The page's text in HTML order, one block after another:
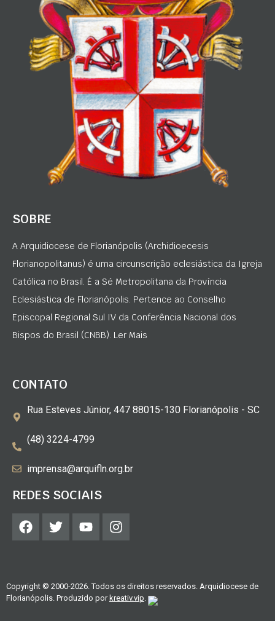
SOBRE
A Arquidiocese de Florianópolis (Archidioecesis
Florianopolitanus) é uma circunscrição eclesiástica da Igreja
Católica no Brasil. É a Sé Metropolitana da Província
Eclesiástica de Florianópolis. Pertence ao Conselho
Episcopal Regional Sul IV da Conferência Nacional dos
Bispos do Brasil (CNBB). Ler Mais
CONTATO
Rua Esteves Júnior, 447 88015-130 Florianópolis - SC
(48) 3224-4799
imprensa@arquifln.org.br
REDES SOCIAIS
Copyright © 2000-2026. Todos os direitos reservados. Arquidiocese de
Florianópolis. Produzido porkreativ.vip